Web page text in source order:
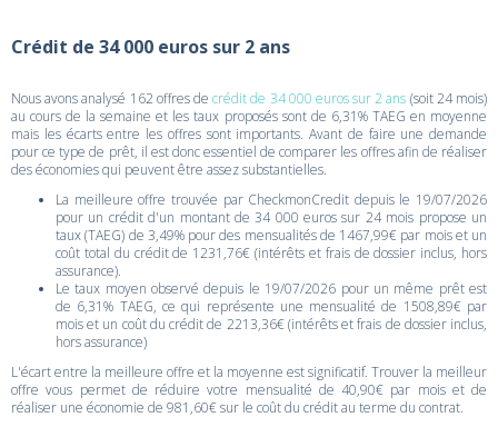
Crédit de 34 000 euros sur 2 ans
Nous avons analysé 162 offres decrédit de 34 000 euros sur 2 ans (soit 24 mois)
au cours de la semaine et les taux proposés sont de 6,31% TAEG en moyenne
mais les écarts entre les offres sont importants. Avant de faire une demande
pour ce type de prêt, il est donc essentiel de comparer les offres afin de réaliser
des économies qui peuvent être assez substantielles.
La meilleure offre trouvée par CheckmonCredit depuis le 19/07/2026
pour un crédit d'un montant de 34 000 euros sur 24 mois propose un
taux (TAEG) de 3,49% pour des mensualités de 1467,99€ par mois et un
coût total du crédit de 1231,76€ (intérêts et frais de dossier inclus, hors
assurance).
Le taux moyen observé depuis le 19/07/2026 pour un même prêt est
de 6,31% TAEG, ce qui représente une mensualité de 1508,89€ par
mois et un coût du crédit de 2213,36€ (intérêts et frais de dossier inclus,
hors assurance)
L'écart entre la meilleure offre et la moyenne est significatif. Trouver la meilleur
offre vous permet de réduire votre mensualité de 40,90€ par mois et de
réaliser une économie de 981,60€ sur le coût du crédit au terme du contrat.